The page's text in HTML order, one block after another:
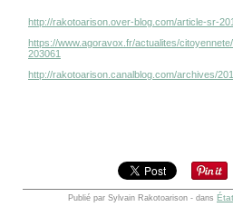
http://rakotoarison.over-blog.com/article-sr-
https://www.agoravox.fr/actualites/
203061
http://rakotoarison.canalblog.com/archives/
Publié par Sylvain Rakotoarison - dans